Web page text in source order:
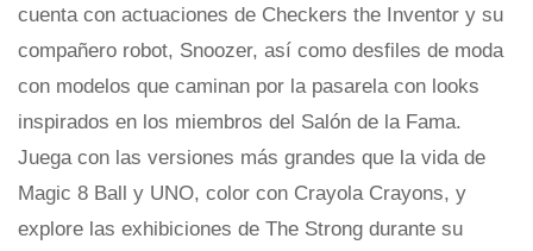
cuenta con actuaciones de Checkers the Inventor y su
compañero robot, Snoozer, así como desfiles de moda
con modelos que caminan por la pasarela con looks
inspirados en los miembros del Salón de la Fama.
Juega con las versiones más grandes que la vida de
Magic 8 Ball y UNO, color con Crayola Crayons, y
explore las exhibiciones de The Strong durante su